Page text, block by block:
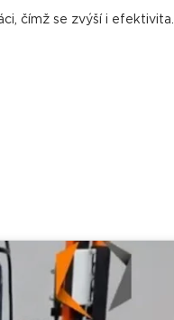
čímž se zvýší i efektivita.